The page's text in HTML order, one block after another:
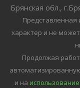
Брянская обл.,
характер и не
Продолжая
и на